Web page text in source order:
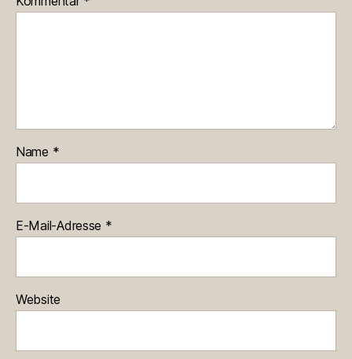
Name *
E-Mail-Adresse *
Website